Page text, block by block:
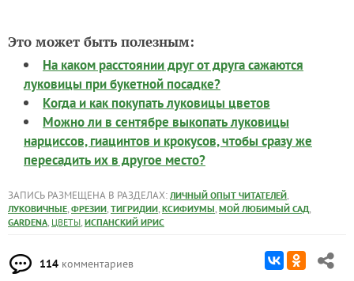
Это может быть полезным:
На каком расстоянии друг от друга сажаются
луковицы при букетной посадке?
Когда и как покупать луковицы цветов
Можно ли в сентябре выкопать луковицы
нарциссов, гиацинтов и крокусов, чтобы сразу же
пересадить их в другое место?
ЗАПИСЬ РАЗМЕЩЕНА В РАЗДЕЛАХ: ЛИЧНЫЙ ОПЫТ ЧИТАТЕЛЕЙ,
ЛУКОВИЧНЫЕ, ФРЕЗИИ, ТИГРИДИИ, КСИФИУМЫ, МОЙ ЛЮБИМЫЙ САД,
GARDENA, ЦВЕТЫ, ИСПАНСКИЙ ИРИС
114 комментариев